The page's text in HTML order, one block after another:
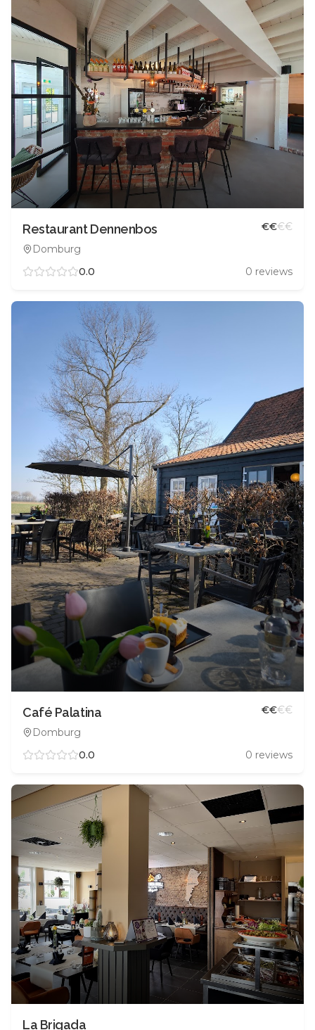
Restaurant Dennenbos
Domburg
€€€€
0.0 0 reviews
Café Palatina
Domburg
€€€€
0.0 0 reviews
La Brigada